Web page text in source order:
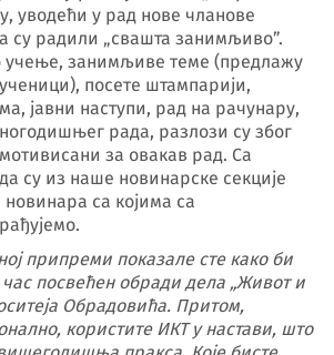
уводећи у рад нове чланове
су радили „свашта занимљиво”.
занимљиве теме (предлажу
посете штампарији,
јавни наступи, рад на рачунару,
рада, разлози су због
за овакав рад. Са
су из наше новинарске секције
са којима са
припреми показале сте како би
посвећен обради дела „Живот и
Обрадовића. Притом,
користите ИКТ у настави, што